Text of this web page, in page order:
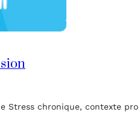
Stress chronique, contexte